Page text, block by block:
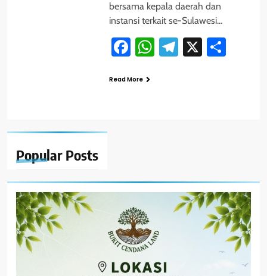
Popular Posts
bersama kepala daerah dan
instansi terkait se-Sulawesi…
Facebook
WhatsApp
Telegram
X
Read More